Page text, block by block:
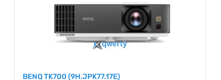
BENQ TK700 (9H.JPK77.17E)